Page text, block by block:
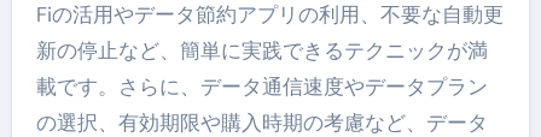
Fiの活用やデータ節約アプリの利用、不要な自動更
新の停止など、簡単に実践できるテクニックが満
載です。さらに、データ通信速度やデータプラン
の選択、有効期限や購入時期の考慮など、データ